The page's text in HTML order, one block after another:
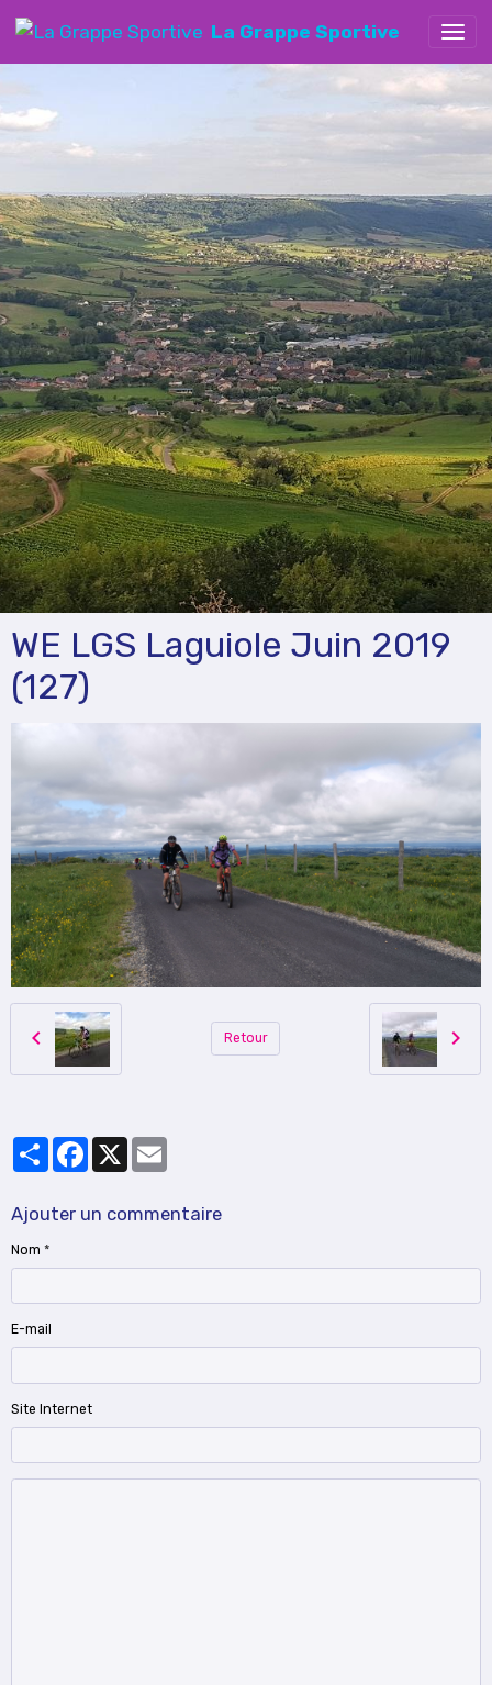
La Grappe Sportive
WE LGS Laguiole Juin 2019
(127)
Retour
PartagerFacebook
X
Ajouter un commentaire
Nom
E-mail
Site Internet